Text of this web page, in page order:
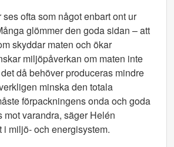
ofta som något enbart ont ur
glömmer den goda sidan – att
skyddar maten och ökar
miljöpåverkan om maten inte
då behöver produceras mindre
minska den totala
förpackningens onda och goda
mot varandra, säger Helén
miljö- och energisystem.